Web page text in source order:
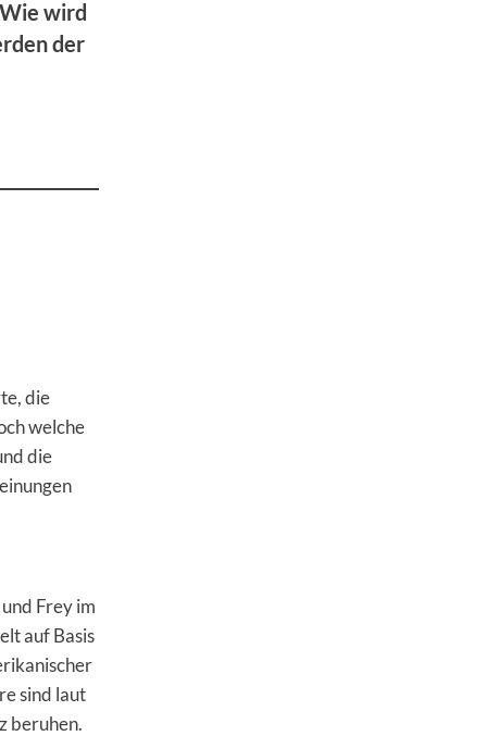
wird
der
die
welche
die
Frey im
auf Basis
sind laut
beruhen.